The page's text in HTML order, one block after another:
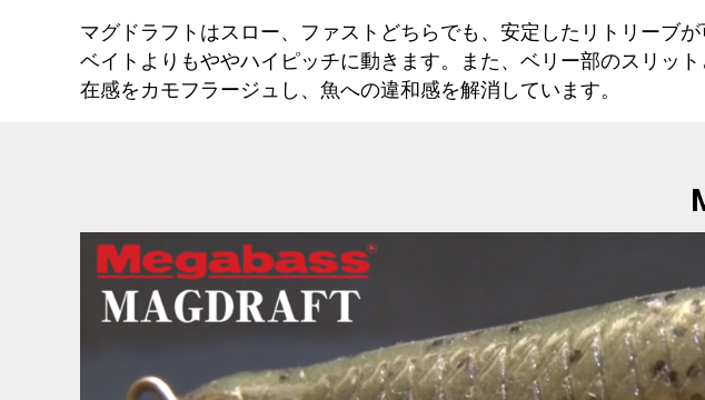
マグドラフトはスロー、ファストどちらでも、安定したリトリーブ
ベイトよりもややハイピッチに動きます。また、ベリー部のスリッ
在感をカモフラージュし、魚への違和感を解消しています。